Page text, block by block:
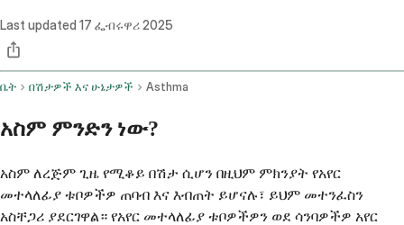
Last updated 17 ፌብሩዋሪ 2025
ቤት በሽታዎች እና ሁኔታዎች Asthma
አስም ምንድን ነው?
አስም ለረጅም ጊዜ የሚቆይ በሽታ ሲሆን በዚህም ምክንያት የአየር
መተላለፊያ ቱቦዎችዎ ጠባብ እና እብጠት ይሆናሉ፣ ይህም መተንፈስን
አስቸጋሪ ያደርገዋል። የአየር መተላለፊያ ቱቦዎችዎን ወደ ሳንባዎችዎ አየር